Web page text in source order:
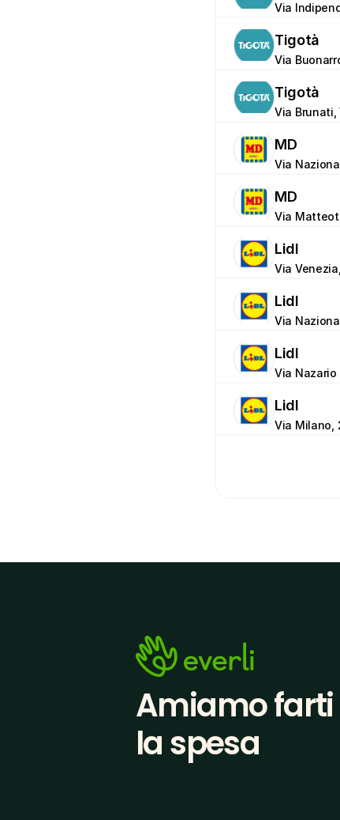
Via
Tigotà
Via
Tigotà
Via Brunati,
MD
Via
MD
Via
Lidl
Via
Lidl
Via
Lidl
Via Nazario
Lidl
Via Milano,
Amiamo farti
la spesa